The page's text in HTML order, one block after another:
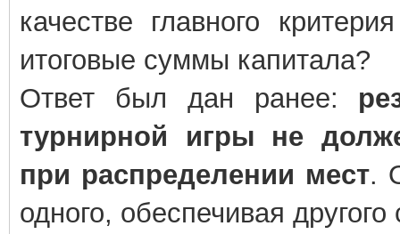
качестве главного
итоговые суммы капитала?
Ответ был дан ранее:
турнирной игры не
при распределении мест.
одного, обеспечивая